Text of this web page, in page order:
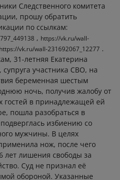
Следственного комитета
прошу обратить
по ссылкам:
, https://vk.ru/wall-
https://vk.ru/wall-231692067_12277 .
31-летняя Екатерина
супруга участника СВО, на
беременная шестым
ночь, получив жалобу от
гостей в принадлежащей ей
пошла разобраться в
избиению со
мужчины. В целях
нож, после чего
лет лишения свободы за
Суд не признал её
обороной. Указанные